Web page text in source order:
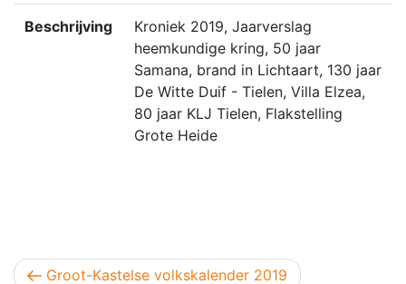
Beschrijving
Kroniek 2019, Jaarverslag
heemkundige kring, 50 jaar
Samana, brand in Lichtaart, 130 jaar
De Witte Duif - Tielen, Villa Elzea,
80 jaar KLJ Tielen, Flakstelling
Grote Heide
Berichtnavigatie
Vorig bericht
Groot-Kastelse volkskalender 2019